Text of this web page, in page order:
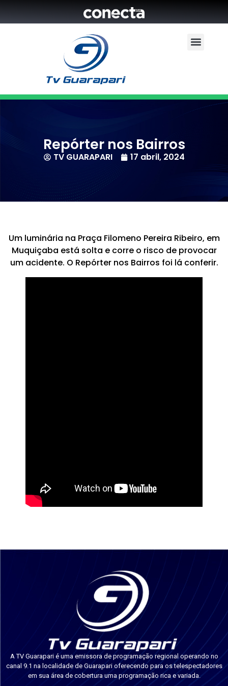
Repórter nos Bairros
TV GUARAPARI 17 abril, 2024
Um luminária na Praça Filomeno Pereira Ribeiro, em
Muquiçaba está solta e corre o risco de provocar
um acidente. O Repórter nos Bairros foi lá conferir.
A TV Guarapari é uma emissora de programação regional operando no
canal 9.1 na localidade de Guarapari oferecendo para os telespectadores
em sua área de cobertura uma programação rica e variada.